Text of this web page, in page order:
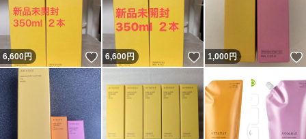
6,600円 いいね！
6,600円 いいね！
1,000円